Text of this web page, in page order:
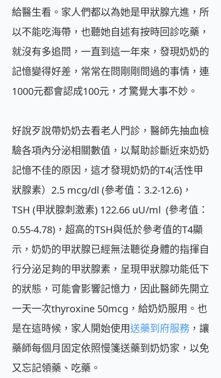
給醫生看。家人們都以為她是甲狀腺亢進，所
以不能吃海帶，也聽她自述有按時回診吃藥，
就沒有多追問，一直到這一年來，發現奶奶的
記憶變得好差，常常在問剛剛問過的事情，連
1000元都會認成100元，才驚覺大事不妙。
好說歹說帶奶奶去看老人門診，醫師先抽血檢
驗各項內分泌相關數值，以幫助診斷近來奶奶
記憶不佳的原因，這才發現奶奶的T4(活性甲
狀腺素）2.5 mcg/dl (參考值：3.2-12.6)，
TSH (甲狀腺刺激素) 122.66 uU/ml (參考值：
0.55-4.78)，超高的TSH與低於參考值的T4顯
示，奶奶的甲狀腺已經無法聽從身體的指揮自
行分泌足夠的甲狀腺素，呈現甲狀腺功能低下
的狀態，可能會影響記憶力，因此醫師先開立
一天一次thyroxine 50mcg，給奶奶服用。也
是在這時候，家人開始使用送藥到府服務 ，讓
藥師每個月固定依照慢箋送藥到奶奶家，以免
又忘記領藥、吃藥。